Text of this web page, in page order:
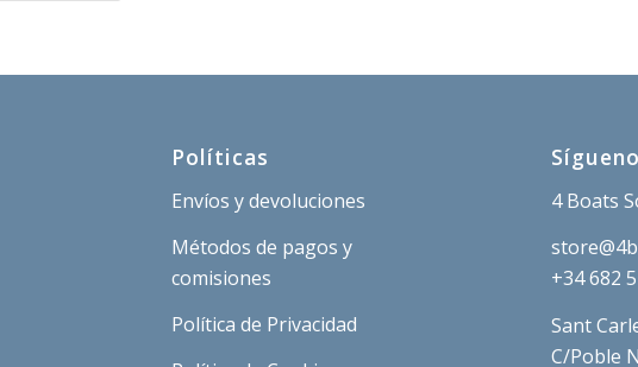
Políticas
Envíos y devoluciones
Métodos de pagos y
comisiones
Política de Privacidad
4 Boats
+34 682
Sant
C/Poble